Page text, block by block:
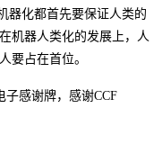
器化都首先要保证人类的
机器人类化的发展上，人
要占在首位。
子感谢牌，感谢CCF